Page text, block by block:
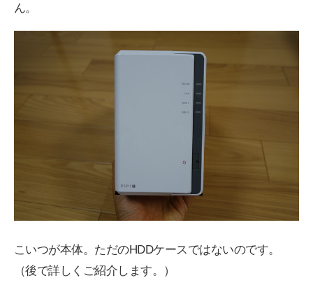
ん。
こいつが本体。ただのHDDケースではないのです。
（後で詳しくご紹介します。）